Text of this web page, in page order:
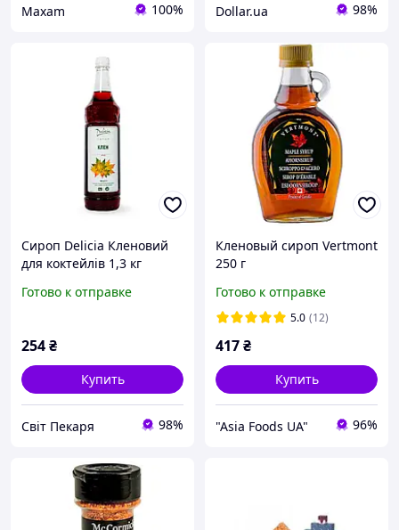
Maxam 100% Dollar.ua 98%
Сироп Delicia Кленовий
для коктейлів 1,3 кг
Готово к отправке
254₴
Купить
Світ Пекаря 98%
Кленовый сироп Vertmont
250 г
Готово к отправке
5.0 (12)
417₴
Купить
"Asia Foods UA" 96%